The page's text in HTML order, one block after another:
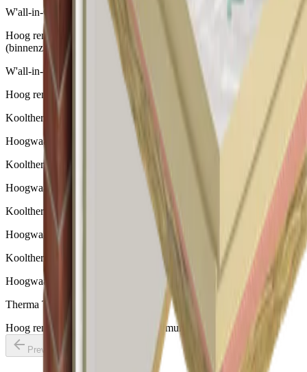
W'all-in-One Basic Geïsoleerde Gipsplaat
Hoog rendement isolatie voor wanden en dakconstructies
(binnenzijde)
W'all-in-One System Geïsoleerde Gipsplaat Systeem
Hoog rendement isolatie voor wanden (binnenzijde)
Kooltherm K5 Buitengevelplaat
Hoogwaardige isolatieplaat als onderdeel voor ETICS
Kooltherm K8 D Spouwplaat
Hoogwaardige isolatie voor spouwmuren
Kooltherm K8 D Plus Spouwplaat
Hoogwaardige isolatie voor (oneffen) spouwmuren
Kooltherm K20 Betonelement Plaat
Hoogwaardige isolatie voor betonnen sandwich elementen
Therma TW50 Spouwplaat
Hoog rendement isolatie voor spouwmuren
Previous slide